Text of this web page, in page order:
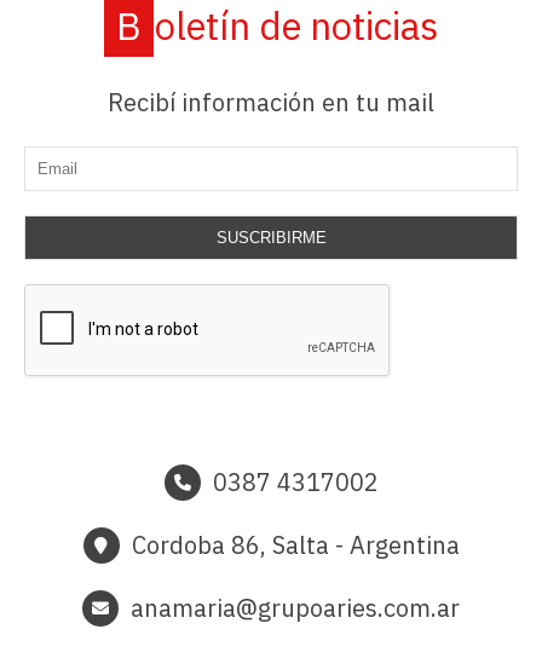
Boletín de noticias
Recibí información en tu mail
SUSCRIBIRME
0387 4317002
Cordoba 86, Salta - Argentina
anamaria@grupoaries.com.ar